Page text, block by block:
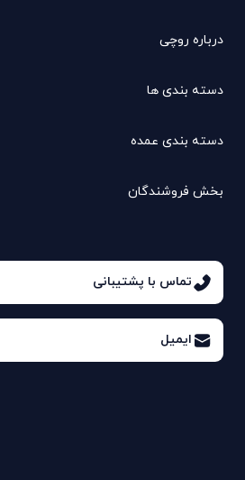
درباره روچی
دسته بندی ها
دسته بندی عمده
بخش فروشندگان
تماس با پشتیبانی
ایمیل